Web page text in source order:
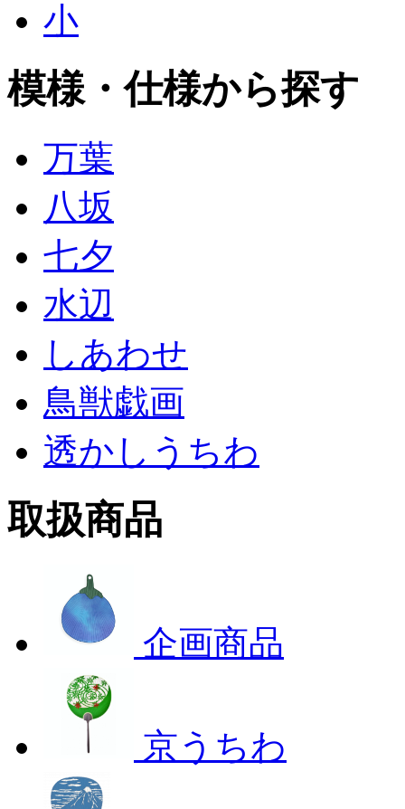
小
模様・仕様から探す
万葉
八坂
七夕
水辺
しあわせ
鳥獣戯画
透かしうちわ
取扱商品
企画商品
京うちわ